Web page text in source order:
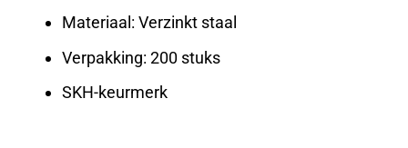
Materiaal: Verzinkt staal
Verpakking: 200 stuks
SKH-keurmerk